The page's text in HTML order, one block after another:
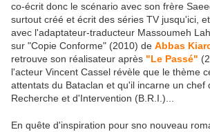
co-écrit donc le scénario avec son frère
surtout créé et écrit des séries TV jusqu'ici,
avec l'adaptateur-traducteur Massoumeh
sur "Copie Conforme" (2010) de Abbas
retrouve son réalisateur après "Le Passé"
l'acteur Vincent Cassel révèle que le thème
attentats du Bataclan et qu'il incarne un chef
Recherche et d'Intervention (B.R.I.)...
En quête d'inspiration pour sno nouveau